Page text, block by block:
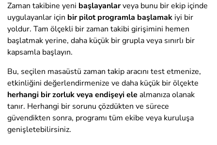
Zaman takibine yeni başlayanlarveya bunu bir ekip içinde
uygulayanlar için bir pilot programla başlamak iyi bir
yoldur. Tam ölçekli bir zaman takibi girişimini hemen
başlatmak yerine, daha küçük bir grupla veya sınırlı bir
kapsamla başlayın.
Bu, seçilen masaüstü zaman takip aracını test etmenize,
etkinliğini değerlendirmenize ve daha küçük bir ölçekte
herhangi bir zorluk veya endişeyi ele almanıza olanak
tanır. Herhangi bir sorunu çözdükten ve sürece
güvendikten sonra, programı tüm ekibe veya kuruluşa
genişletebilirsiniz.